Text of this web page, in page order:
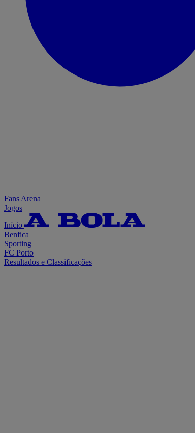
Fans Arena
Jogos
Início
Benfica
Sporting
FC Porto
Resultados e Classificações